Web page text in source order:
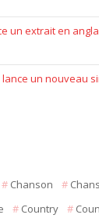
un extrait en
un nouveau
Chanson
Country